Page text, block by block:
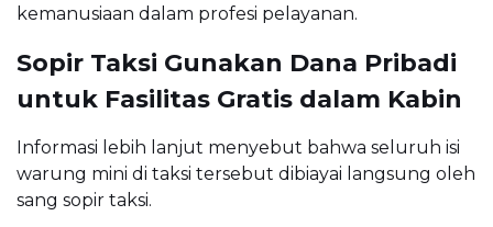
kemanusiaan dalam profesi pelayanan.
Sopir Taksi Gunakan Dana Pribadi
untuk Fasilitas Gratis dalam Kabin
Informasi lebih lanjut menyebut bahwa seluruh isi
warung mini di taksi tersebut dibiayai langsung oleh
sang sopir taksi.